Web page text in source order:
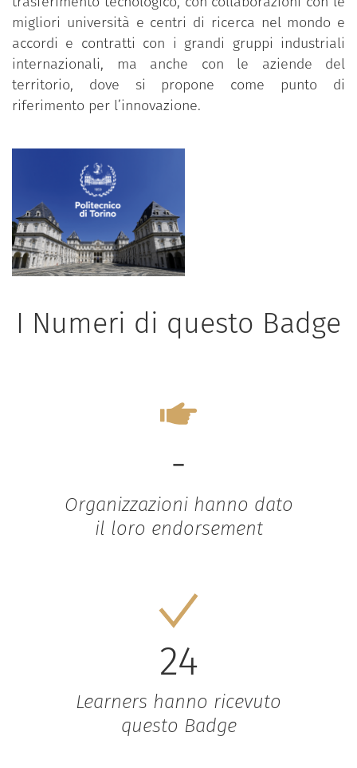
migliori università e centri di ricerca nel mondo e
accordi e contratti con i grandi gruppi industriali
internazionali, ma anche con le aziende del
territorio, dove si propone come punto di
riferimento per l’innovazione.
I Numeri di questo Badge
-
Organizzazioni hanno dato
il loro endorsement
24
Learners hanno ricevuto
questo Badge